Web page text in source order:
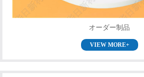
オーダー制品
VIEW MORE+